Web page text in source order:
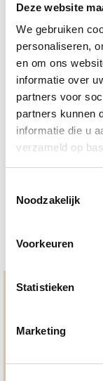
Deze website
We gebruiken
personaliseren,
en om ons
informatie over
partners voor
partners kunnen
informatie die u
verzameld op
Noodzakelijk
Voorkeuren
Statistieken
Marketing
Hulp en advies
Jouw paard
allemaal voor
gedreven door